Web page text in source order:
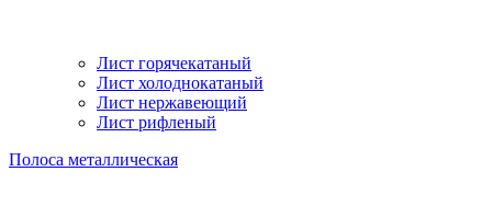
Лист горячекатаный
Лист холоднокатаный
Лист нержавеющий
Лист рифленый
Полоса металлическая